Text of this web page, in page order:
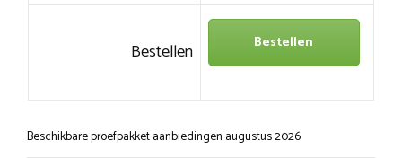
Bestellen Bestellen
Beschikbare proefpakket aanbiedingen augustus 2026